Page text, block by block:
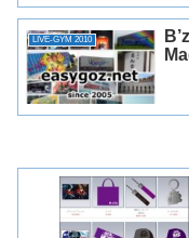
LIVE-GYM 2010